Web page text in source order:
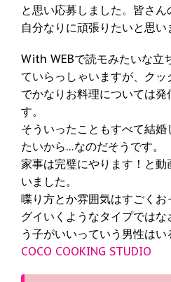
と思い応募しました。皆さん
自分なりに頑張りたいと思い
With WEBで読モみたいな立
ていらっしゃいますが、クッ
でかなりお料理については
す。
そういったこともすべて結婚
たいから…なのだそうです。
家事は完璧にやります！と動
いました。
喋り方とか雰囲気はすごくお
グイいくようなタイプでは
う子がいいっていう男性はい
COCO COOKING STUDIO